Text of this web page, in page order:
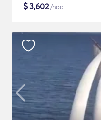
$3,602/noc